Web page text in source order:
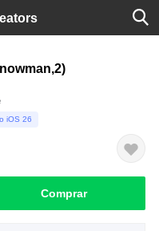
iOS 26
Comprar